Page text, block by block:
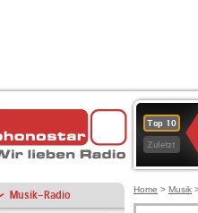
Top 10
Zuletzt
Musik-Radio Home > Musik